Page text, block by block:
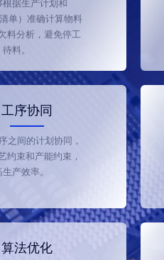
单）准确计算物料
料分析，避免停工
待料。
工序协同
之间的计划协同，
约束和产能约束，
产效率。
算法优化